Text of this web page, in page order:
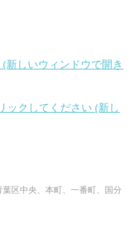
しいウィンドウで開き
ックしてください (新し
葉区中央、本町、一番町、国分